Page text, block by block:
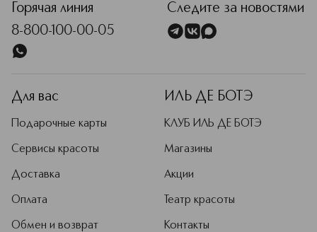
Горячая линия
8-800-100-00-05
Следите за новостями
Для вас
Подарочные карты
Сервисы красоты
Доставка
Оплата
Обмен и возврат
ИЛЬ ДЕ БОТЭ
КЛУБ ИЛЬ ДЕ БОТЭ
Магазины
Акции
Театр красоты
Контакты